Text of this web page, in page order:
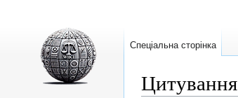
Цитування
Спеціальна сторінка